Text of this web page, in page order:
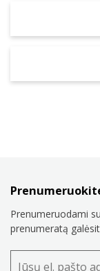
Prenumeruodami
prenumeratą